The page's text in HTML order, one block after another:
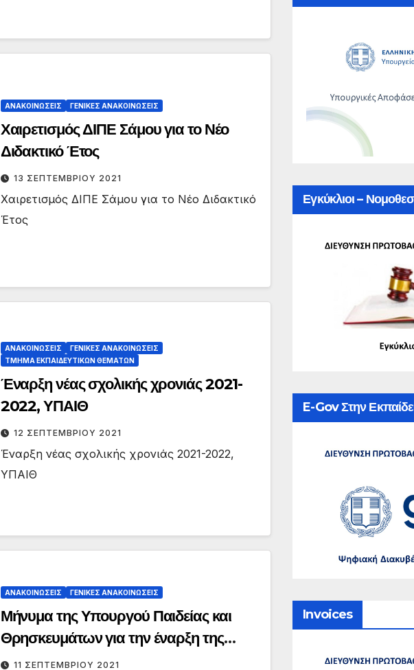
ΑΝΑΚΟΙΝΏΣΕΙΣ ΓΕΝΙΚΈΣ ΑΝΑΚΟΙΝΏΣΕΙΣ
Χαιρετισμός ΔΙΠΕ Σάμου για το Νέο
Διδακτικό Έτος
13 ΣΕΠΤΕΜΒΡΊΟΥ 2021
Χαιρετισμός ΔΙΠΕ Σάμου για το Νέο Διδακτικό
Έτος
ΑΝΑΚΟΙΝΏΣΕΙΣ
ΓΕΝΙΚΈΣ ΑΝΑΚΟΙΝΏΣΕΙΣ
ΤΜΉΜΑ ΕΚΠΑΙΔΕΥΤΙΚΏΝ ΘΕΜΆΤΩΝ
Έναρξη νέας σχολικής χρονιάς 2021-
2022, ΥΠΑΙΘ
12 ΣΕΠΤΕΜΒΡΊΟΥ 2021
Έναρξη νέας σχολικής χρονιάς 2021-2022,
ΥΠΑΙΘ
ΑΝΑΚΟΙΝΏΣΕΙΣ ΓΕΝΙΚΈΣ ΑΝΑΚΟΙΝΏΣΕΙΣ
Μήνυμα της Υπουργού Παιδείας και
Θρησκευμάτων για την έναρξη της
σχολικής χρονιάς
11 ΣΕΠΤΕΜΒΡΊΟΥ 2021
Εγκύκλιοι –
E-Gov Στην
Invoices